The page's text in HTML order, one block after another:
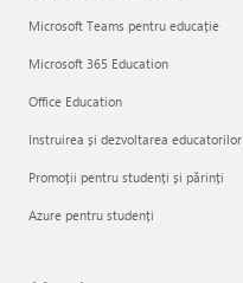
Microsoft Teams pentru educație
Microsoft 365 Education
Office Education
Instruirea și dezvoltarea educatorilor
Promoții pentru studenți și părinți
Azure pentru studenți